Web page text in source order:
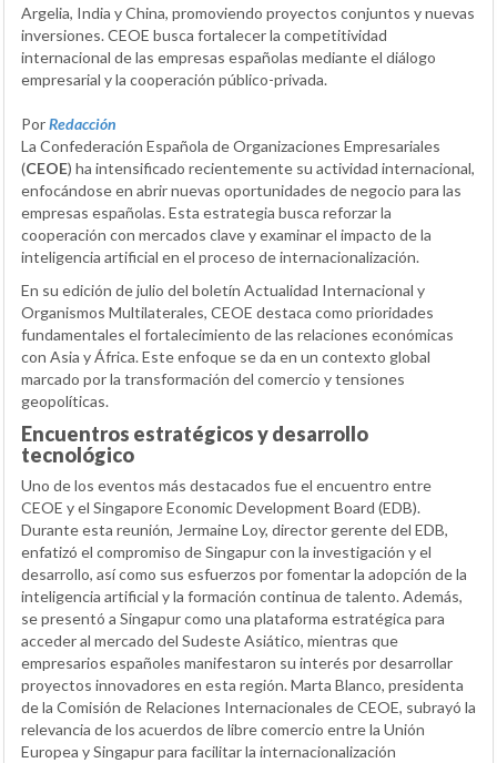
Argelia, India y China, promoviendo proyectos conjuntos y nuevas
inversiones. CEOE busca fortalecer la competitividad
internacional de las empresas españolas mediante el diálogo
empresarial y la cooperación público-privada.
PorRedacción
La Confederación Española de Organizaciones Empresariales
(CEOE) ha intensificado recientemente su actividad internacional,
enfocándose en abrir nuevas oportunidades de negocio para las
empresas españolas. Esta estrategia busca reforzar la
cooperación con mercados clave y examinar el impacto de la
inteligencia artificial en el proceso de internacionalización.
En su edición de julio del boletín Actualidad Internacional y
Organismos Multilaterales, CEOE destaca como prioridades
fundamentales el fortalecimiento de las relaciones económicas
con Asia y África. Este enfoque se da en un contexto global
marcado por la transformación del comercio y tensiones
geopolíticas.
Encuentros estratégicos y desarrollo
tecnológico
Uno de los eventos más destacados fue el encuentro entre
CEOE y el Singapore Economic Development Board (EDB).
Durante esta reunión, Jermaine Loy, director gerente del EDB,
enfatizó el compromiso de Singapur con la investigación y el
desarrollo, así como sus esfuerzos por fomentar la adopción de la
inteligencia artificial y la formación continua de talento. Además,
se presentó a Singapur como una plataforma estratégica para
acceder al mercado del Sudeste Asiático, mientras que
empresarios españoles manifestaron su interés por desarrollar
proyectos innovadores en esta región. Marta Blanco, presidenta
de la Comisión de Relaciones Internacionales de CEOE, subrayó la
relevancia de los acuerdos de libre comercio entre la Unión
Europea y Singapur para facilitar la internacionalización